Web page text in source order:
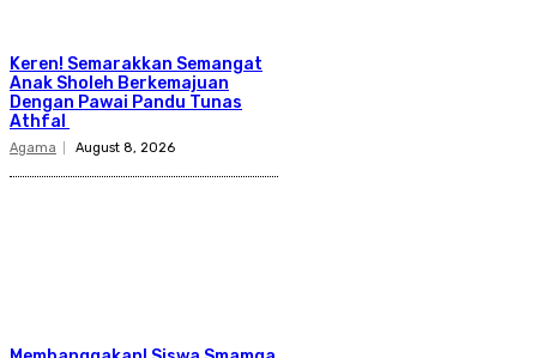
Keren! Semarakkan Semangat
Anak Sholeh Berkemajuan
Dengan Pawai Pandu Tunas
Athfal
Agama August 8, 2026